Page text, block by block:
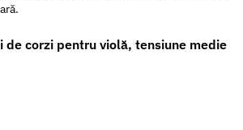
de corzi pentru violă, tensiune medie